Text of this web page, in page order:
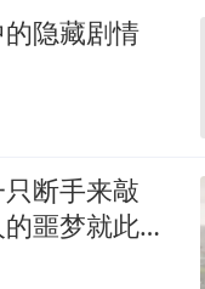
隐藏剧情
断手来敲
噩梦就此开